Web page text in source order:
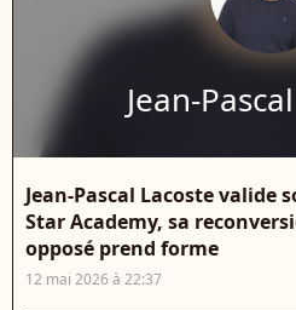
Jean-
Jean-Pascal Lacoste valide
Star Academy, sa
opposé prend forme
12 mai 2026 à 22:37